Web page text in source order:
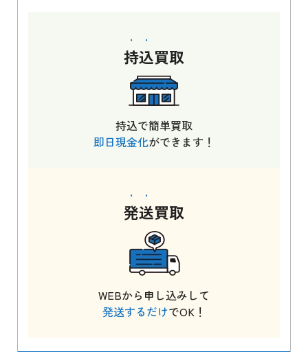
持込買取
持込で簡単買取
即日現金化ができます！
発送買取
WEBから申し込みして
発送するだけでOK！